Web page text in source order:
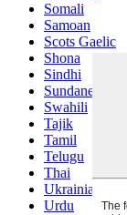
Somali
Samoan
Scots Gaelic
Shona
Sindhi
Sundanese
Swahili
Tajik
Tamil
Telugu
Thai
Ukrainian
Urdu